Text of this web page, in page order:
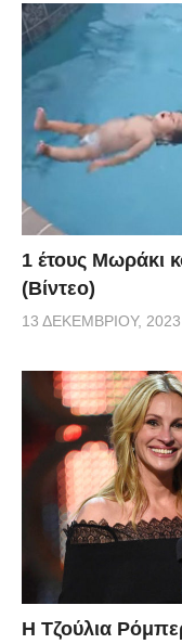
1 έτους Μωράκι
(Βίντεο)
13 ΔΕΚΕΜΒΡΊΟΥ, 2023
Η Τζούλια